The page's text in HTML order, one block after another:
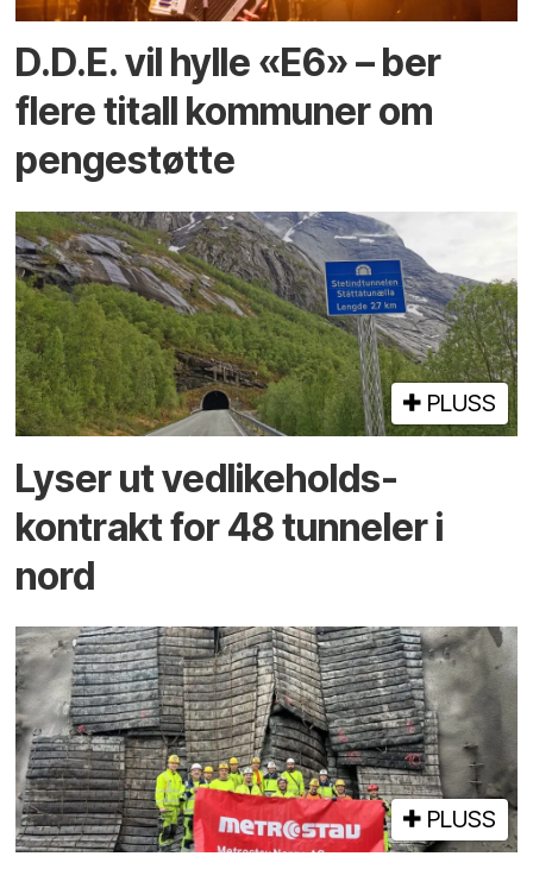
D.D.E. vil hylle «E6» – ber
flere titall kommuner om
pengestøtte
PLUSS
Lyser ut vedlikeholds­
kontrakt for 48 tunneler i
nord
PLUSS